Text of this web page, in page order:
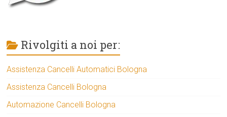
Rivolgiti a noi per:
Assistenza Cancelli Automatici Bologna
Assistenza Cancelli Bologna
Automazione Cancelli Bologna